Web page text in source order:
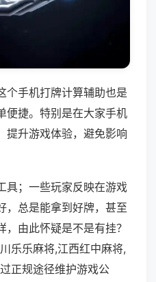
个手机打牌计算辅助也是
便捷。特别是在大家手机
提升游戏体验，避免影响
具；一些玩家反映在游戏
，总是能拿到好牌，甚至
由此怀疑是不是有挂？
乐乐麻将,江西红中麻将,
正规途径维护游戏公